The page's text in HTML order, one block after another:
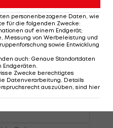
>>>
personenbezogene Daten, wie
für die folgenden Zwecke:
auf einem Endgerät;
Messung von Werbeleistung und
sowie Entwicklung
auch: Genaue Standortdaten
Endgeräten
Zwecke berechtigtes
Datenverarbeitung. Details
auszuüben, sind hier